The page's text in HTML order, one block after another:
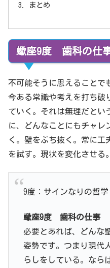
まとめ
蠍座9度 歯科の仕
不可能そうに思えることで
今ある常識や考えを打ち破
ていく。それは無理だとい
に、どんなことにもチャレ
く。壁をぶち抜く。常に工
を試す。現状を変化させる
9度：サインなりの哲学
蠍座9度 歯科の仕事
必要とあれば、どんな
姿勢です。つまり現代
らしをしている。なら